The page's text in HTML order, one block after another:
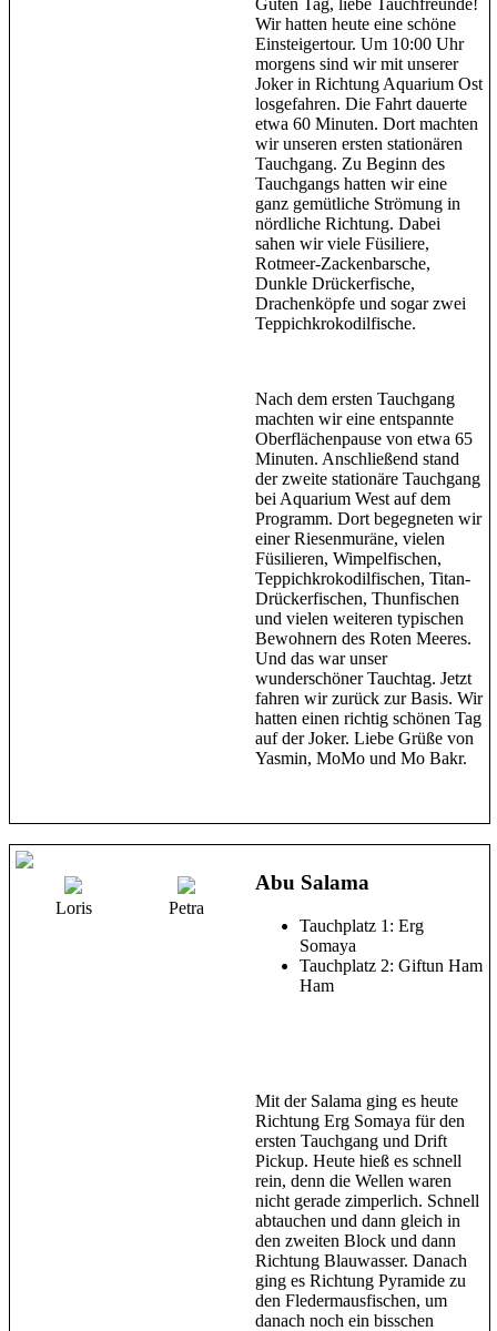
Guten Tag, liebe Tauchfreunde!
Wir hatten heute eine schöne
Einsteigertour. Um 10:00 Uhr
morgens sind wir mit unserer
Joker in Richtung Aquarium Ost
losgefahren. Die Fahrt dauerte
etwa 60 Minuten. Dort machten
wir unseren ersten stationären
Tauchgang. Zu Beginn des
Tauchgangs hatten wir eine
ganz gemütliche Strömung in
nördliche Richtung. Dabei
sahen wir viele Füsiliere,
Rotmeer-Zackenbarsche,
Dunkle Drückerfische,
Drachenköpfe und sogar zwei
Teppichkrokodilfische.
Nach dem ersten Tauchgang
machten wir eine entspannte
Oberflächenpause von etwa 65
Minuten. Anschließend stand
der zweite stationäre Tauchgang
bei Aquarium West auf dem
Programm. Dort begegneten wir
einer Riesenmuräne, vielen
Füsilieren, Wimpelfischen,
Teppichkrokodilfischen, Titan-
Drückerfischen, Thunfischen
und vielen weiteren typischen
Bewohnern des Roten Meeres.
Und das war unser
wunderschöner Tauchtag. Jetzt
fahren wir zurück zur Basis. Wir
hatten einen richtig schönen Tag
auf der Joker. Liebe Grüße von
Yasmin, MoMo und Mo Bakr.
Loris Petra
Abu Salama
Tauchplatz 1: Erg
Somaya
Tauchplatz 2: Giftun Ham
Ham
Mit der Salama ging es heute
Richtung Erg Somaya für den
ersten Tauchgang und Drift
Pickup. Heute hieß es schnell
rein, denn die Wellen waren
nicht gerade zimperlich. Schnell
abtauchen und dann gleich in
den zweiten Block und dann
Richtung Blauwasser. Danach
ging es Richtung Pyramide zu
den Fledermausfischen, um
danach noch ein bisschen